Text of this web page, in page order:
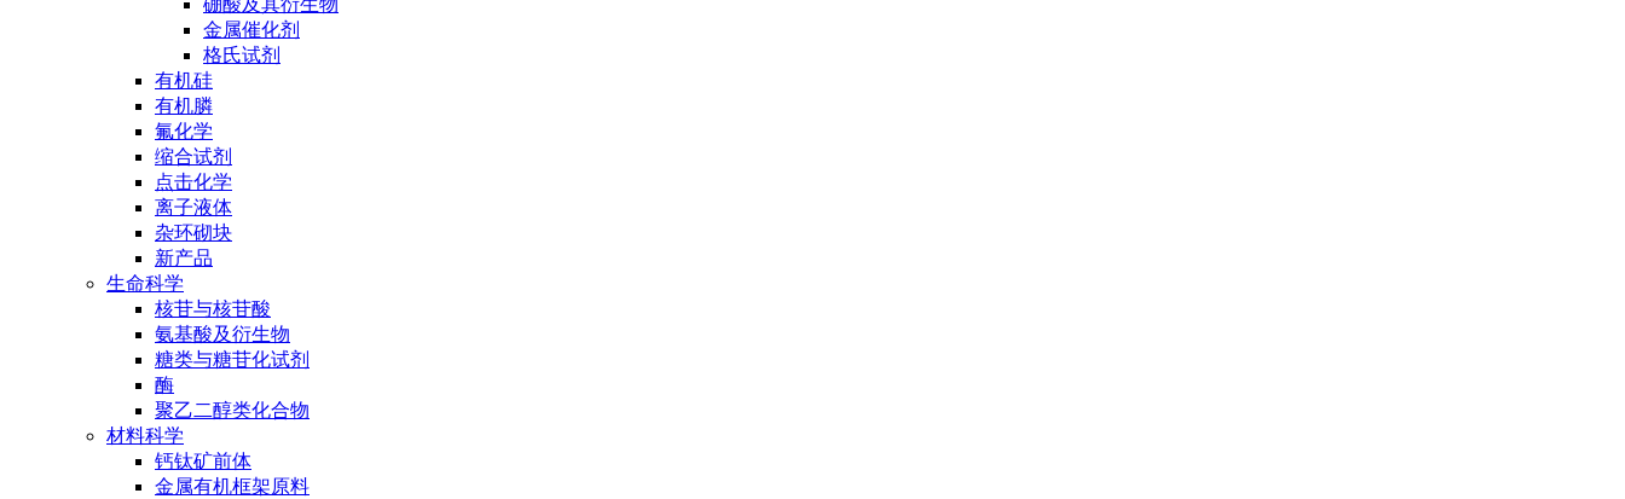
硼酸及其衍生物
金属催化剂
格氏试剂
有机硅
有机膦
氟化学
缩合试剂
点击化学
离子液体
杂环砌块
新产品
生命科学
核苷与核苷酸
氨基酸及衍生物
糖类与糖苷化试剂
酶
聚乙二醇类化合物
材料科学
钙钛矿前体
金属有机框架原料